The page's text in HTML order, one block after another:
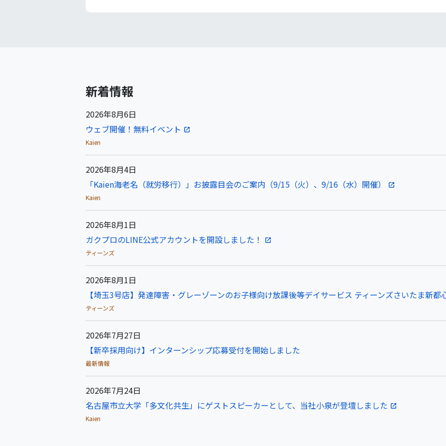
新着情報
2026年8月6日
ウェブ開催！無料イベント
Kaien
2026年8月4日
「Kaien海老名（就労移行）」お披露目会のご案内（9/15（火）、9/16（水）開催）
Kaien
2026年8月1日
ガクプロのLINE公式アカウントを開設しました！
ティーンズ
2026年8月1日
【埼玉3号店】発達障害・グレーゾーンのお子様向け放課後等デイサービス ティーンズさいたま新都
ティーンズ
2026年7月27日
【新卒採用向け】インターンシップ応募受付を開始しました
最新情報
2026年7月24日
名古屋市立大学「多文化共生」にゲストスピーカーとして、当社小泉が登壇しました
Kaien